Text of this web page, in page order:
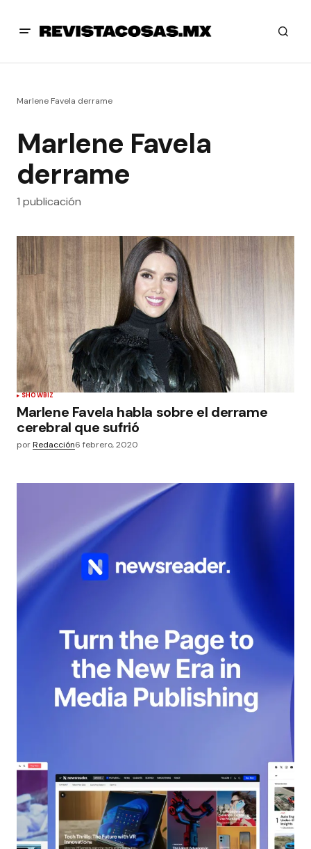
Marlene Favela derrame
Marlene Favela
derrame
1 publicación
SHOWBIZ
Marlene Favela habla sobre el derrame
cerebral que sufrió
porRedacción6 febrero, 2020